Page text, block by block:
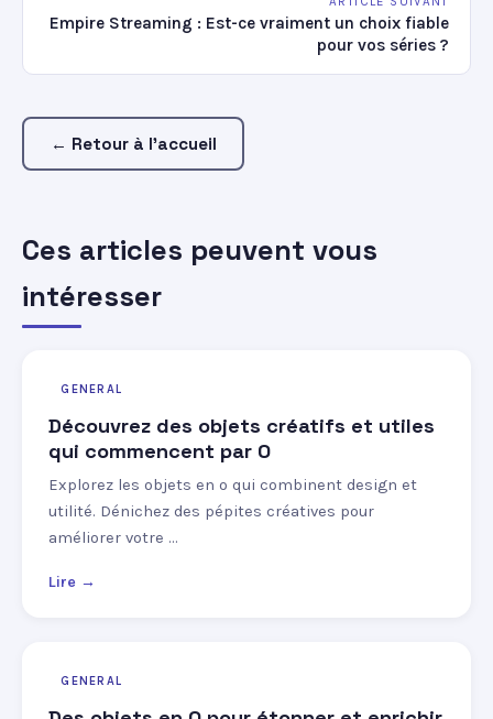
Empire Streaming : Est-ce vraiment un choix fiable
pour vos séries ?
← Retour à l'accueil
Ces articles peuvent vous
intéresser
GENERAL
Découvrez des objets créatifs et utiles
qui commencent par O
Explorez les objets en o qui combinent design et
utilité. Dénichez des pépites créatives pour
améliorer votre …
Lire →
GENERAL